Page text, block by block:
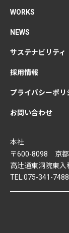
WORKS
NEWS
サステナビリティ
採用情報
プライバシーポリ
お問い合わせ
本社
〒600-8098 京
高辻通東洞院東
TEL:075-341-